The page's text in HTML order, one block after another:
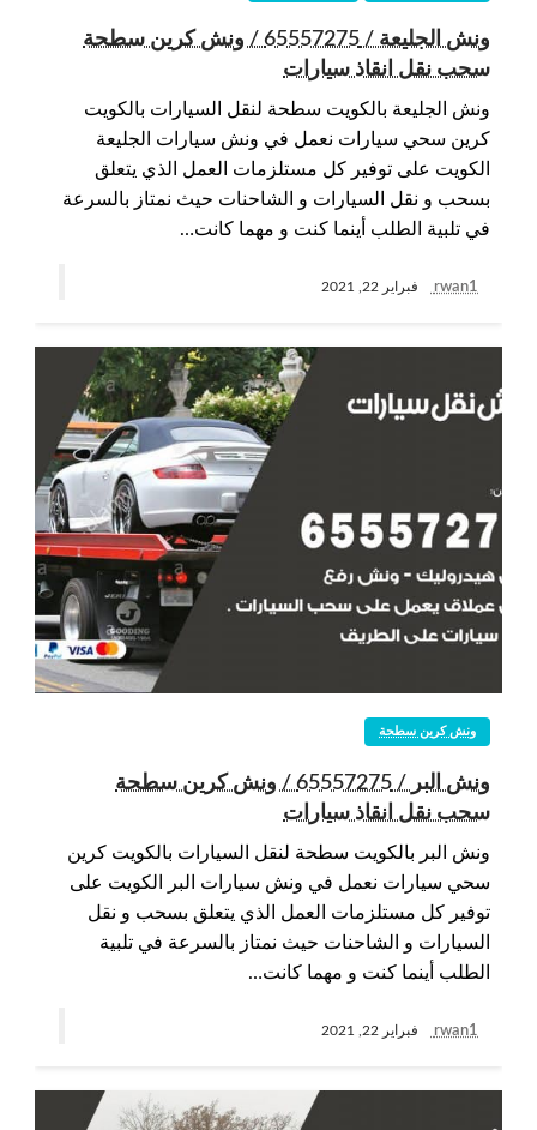
ونش الجليعة / 65557275 / ونش كرين سطحة
سحب نقل انقاذ سيارات
ونش الجليعة بالكويت سطحة لنقل السيارات بالكويت
كرين سحي سيارات نعمل في ونش سيارات الجليعة
الكويت على توفير كل مستلزمات العمل الذي يتعلق
بسحب و نقل السيارات و الشاحنات حيث نمتاز بالسرعة
في تلبية الطلب أينما كنت و مهما كانت…
rwan1 فبراير 22, 2021
ونش كرين سطحة
ونش البر / 65557275 / ونش كرين سطحة
سحب نقل انقاذ سيارات
ونش البر بالكويت سطحة لنقل السيارات بالكويت كرين
سحي سيارات نعمل في ونش سيارات البر الكويت على
توفير كل مستلزمات العمل الذي يتعلق بسحب و نقل
السيارات و الشاحنات حيث نمتاز بالسرعة في تلبية
الطلب أينما كنت و مهما كانت…
rwan1 فبراير 22, 2021